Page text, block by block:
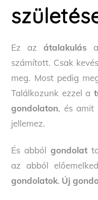
Ez azátalakulás
számított. Csak
meg. Most pedig
Találkozunk ezzel a
gondolaton, és amit
jellemez.
És abból gondolat
az abból
gondolatok. Új